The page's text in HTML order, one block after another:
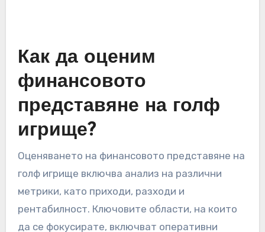
Как да оценим
финансовото
представяне на голф